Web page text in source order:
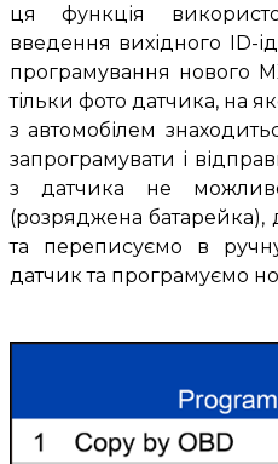
ця функція
введення вихідного ID-
програмування нового
тільки фото датчика, на
з автомобілем
запрограмувати і
з датчика не
(розряджена батарейка),
та переписуємо в
датчик та програмуємо